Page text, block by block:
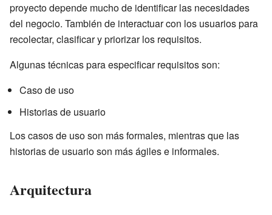
proyecto depende mucho de identificar las necesidades
del negocio. También de interactuar con los usuarios para
recolectar, clasificar y priorizar los requisitos.
Algunas técnicas para especificar requisitos son:
Caso de uso
Historias de usuario
Los casos de uso son más formales, mientras que las
historias de usuario son más ágiles e informales.
Arquitectura